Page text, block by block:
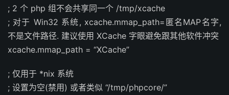
; 2 个 php 组不会共享同一个 /tmp/xcache
; 对于 Win32 系统, xcache.mmap_path=匿名MAP名字,
不是文件路径. 建议使用 XCache 字眼避免跟其他软件冲突
xcache.mmap_path = “XCache”
; 仅用于 *nix 系统
; 设置为空(禁用) 或者类似 “/tmp/phpcore/”